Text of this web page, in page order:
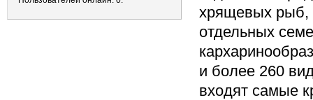
хрящевых рыб,
отдельных
и более 260
входят самые